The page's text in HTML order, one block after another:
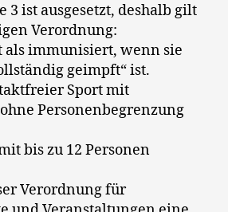
3 ist ausgesetzt, deshalb gilt
Verordnung:
als immunisiert, wenn sie
geimpft“ ist.
Sport mit
Personenbegrenzung
bis zu 12 Personen
Verordnung für